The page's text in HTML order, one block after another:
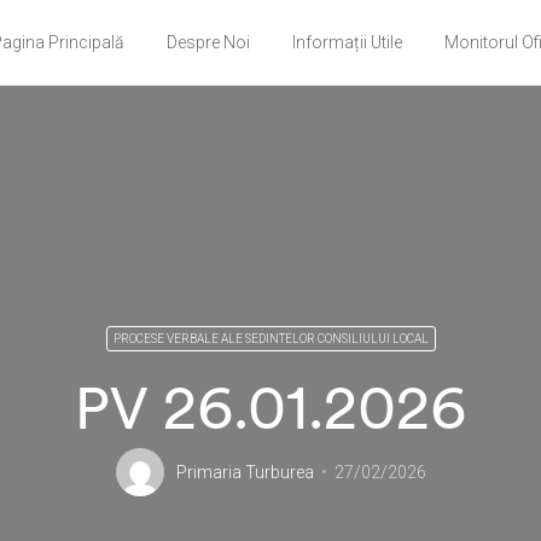
Principală Despre Noi Informații Utile Monitorul
PROCESE VERBALE ALE SEDINTELOR CONSILIULUI LOCAL
PV 26.01.2026
Primaria Turburea 27/02/2026